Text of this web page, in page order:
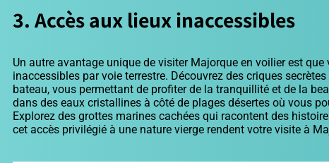
3. Accès aux lieux inaccessibles
Un autre avantage unique de visiter Majorque en voilier est
inaccessibles par voie terrestre. Découvrez des criques
bateau, vous permettant de profiter de la tranquillité et de la
dans des eaux cristallines à côté de plages désertes où vous
Explorez des grottes marines cachées qui racontent des
cet accès privilégié à une nature vierge rendent votre visite à